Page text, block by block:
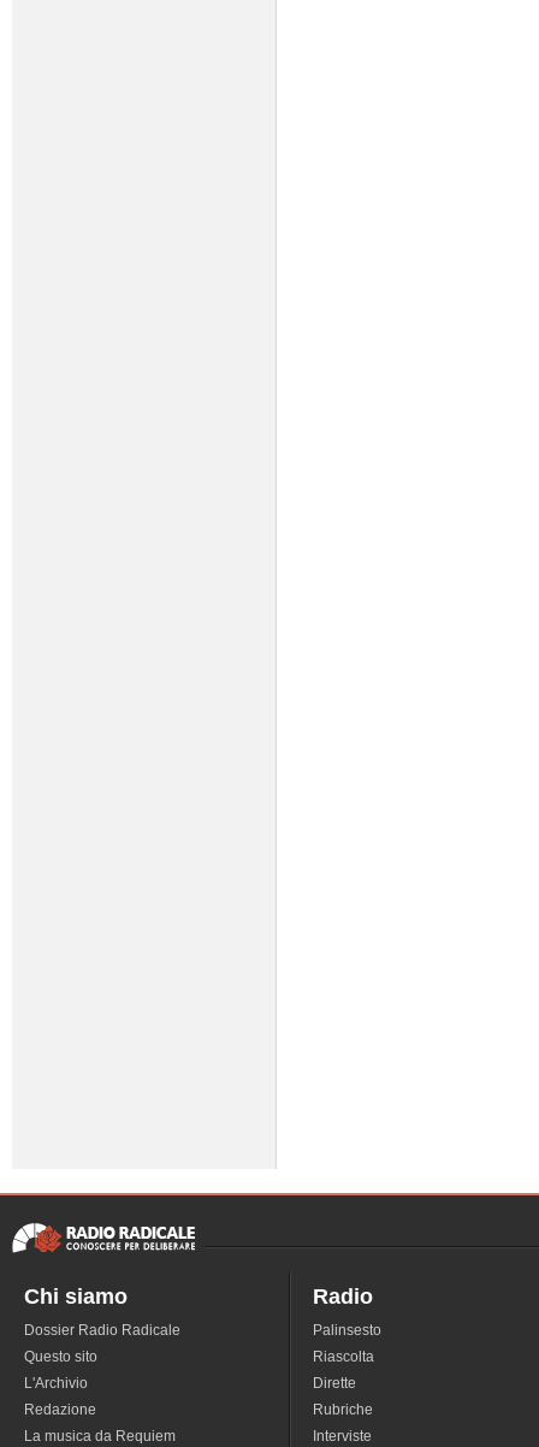
Chi siamo
Dossier Radio Radicale
Questo sito
L'Archivio
Redazione
La musica da Requiem
Radio
Palinsesto
Riascolta
Dirette
Rubriche
Interviste